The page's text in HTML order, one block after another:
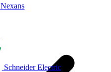
Nexans
Schneider Electric